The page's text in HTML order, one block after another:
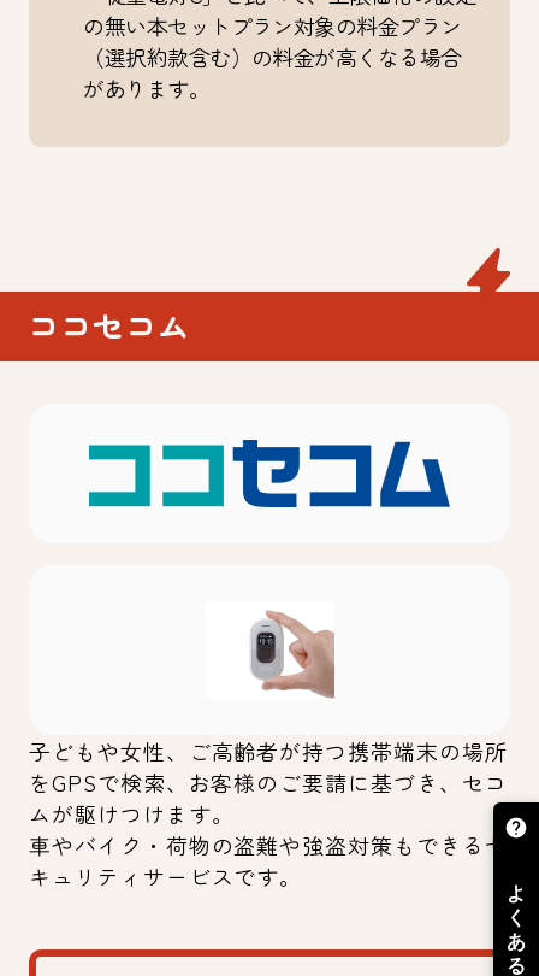
の無い本セットプラン対象の料金プラン
（選択約款含む）の料金が高くなる場合
があります。
ココセコム
子どもや女性、ご高齢者が持つ携帯端末の場所
をGPSで検索、お客様のご要請に基づき、セコ
ムが駆けつけます。
車やバイク・荷物の盗難や強盗対策もできるセ
キュリティサービスです。